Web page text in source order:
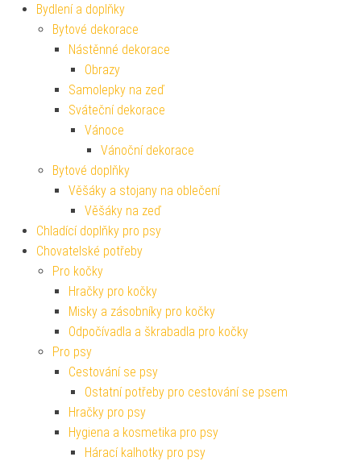
Bydlení a doplňky
Bytové dekorace
Nástěnné dekorace
Obrazy
Samolepky na zeď
Sváteční dekorace
Vánoce
Vánoční dekorace
Bytové doplňky
Věšáky a stojany na oblečení
Věšáky na zeď
Chladící doplňky pro psy
Chovatelské potřeby
Pro kočky
Hračky pro kočky
Misky a zásobníky pro kočky
Odpočívadla a škrabadla pro kočky
Pro psy
Cestování se psy
Ostatní potřeby pro cestování se psem
Hračky pro psy
Hygiena a kosmetika pro psy
Hárací kalhotky pro psy